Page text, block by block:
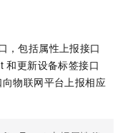
，包括属性上报接口
和更新设备标签接口
物联网平台上报相应